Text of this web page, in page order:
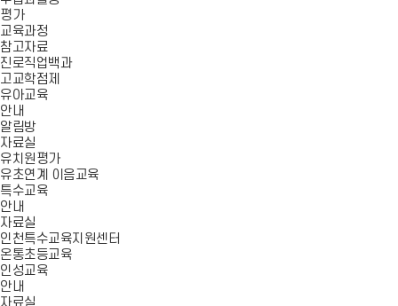
평가
교육과정
참고자료
진로직업백과
고교학점제
유아교육
안내
알림방
자료실
유치원평가
유초연계 이음교육
특수교육
안내
자료실
인천특수교육지원센터
온통초등교육
인성교육
안내
자료실